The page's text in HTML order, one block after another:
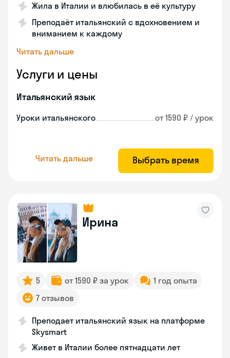
Жила в Италии и влюбилась в её культуру
Преподаёт итальянский с вдохновением и
вниманием к каждому
Читать дальше
Услуги и цены
Итальянский язык
Уроки итальянского от 1590 ₽ / урок
Читать дальше Выбрать время
Ирина
5 от 1590 ₽ за урок
1 год опыта
7 отзывов
Преподает итальянский язык на платформе
Skysmart
Живет в Италии более пятнадцати лет